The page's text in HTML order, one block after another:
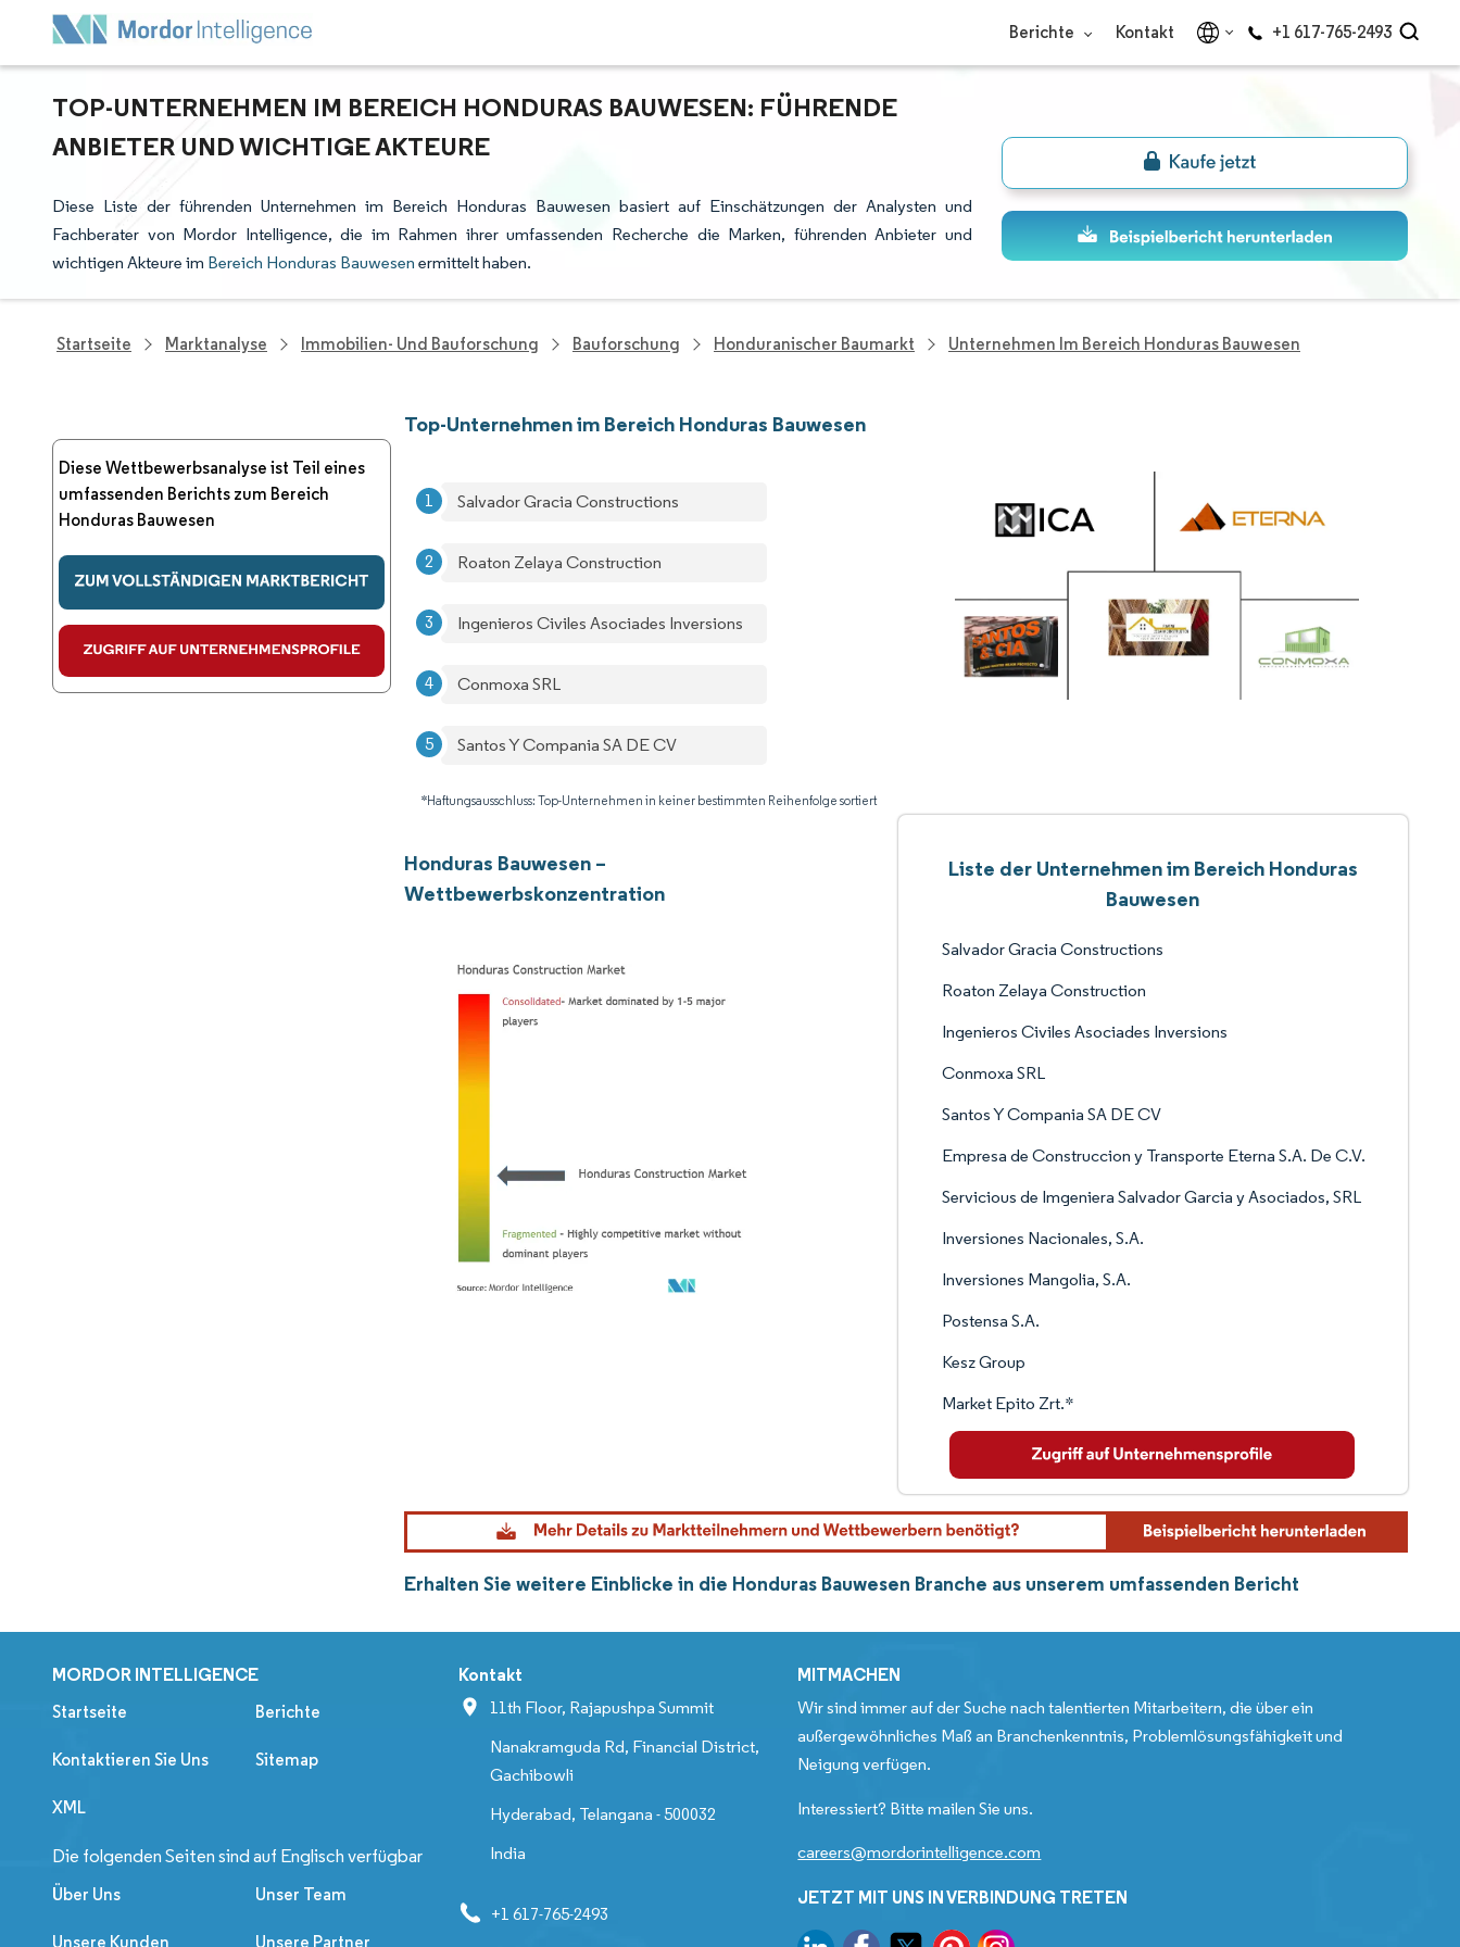
Berichte Kontakt +1 617-765-2493
TOP-UNTERNEHMEN IM BEREICH HONDURAS BAUWESEN: FÜHRENDE
ANBIETER UND WICHTIGE AKTEURE
Diese Liste der führenden Unternehmen im Bereich Honduras Bauwesen basiert auf Einschätzungen der Analysten und
Fachberater von Mordor Intelligence, die im Rahmen ihrer umfassenden Recherche die Marken, führenden Anbieter und
wichtigen Akteure im Bereich Honduras Bauwesen ermittelt haben.
Startseite Marktanalyse Immobilien- Und Bauforschung Bauforschung Honduranischer Baumarkt Unternehmen Im Bereich Honduras Bauwesen
Diese Wettbewerbsanalyse ist Teil eines
umfassenden Berichts zum Bereich
Honduras Bauwesen
Top-Unternehmen im Bereich Honduras Bauwesen
Salvador Gracia Constructions
Roaton Zelaya Construction
Ingenieros Civiles Asociades Inversions
Conmoxa SRL
Santos Y Compania SA DE CV
*Haftungsausschluss: Top-Unternehmen in keiner bestimmten Reihenfolge sortiert
Honduras Bauwesen –
Wettbewerbskonzentration
Liste der Unternehmen im Bereich Honduras
Bauwesen
Salvador Gracia Constructions
Roaton Zelaya Construction
Ingenieros Civiles Asociades Inversions
Conmoxa SRL
Santos Y Compania SA DE CV
Empresa de Construccion y Transporte Eterna S.A. De C.V.
Servicious de Imgeniera Salvador Garcia y Asociados, SRL
Inversiones Nacionales, S.A.
Inversiones Mangolia, S.A.
Postensa S.A.
Kesz Group
Market Epito Zrt.*
Erhalten Sie weitere Einblicke in die Honduras Bauwesen Branche aus unserem umfassenden Bericht
MORDOR INTELLIGENCE
Startseite Berichte
Kontaktieren Sie Uns Sitemap
XML
Die folgenden Seiten sind auf Englisch verfügbar
Über Uns Unser Team
Unsere Kunden Unsere Partner
Kontakt
11th Floor, Rajapushpa Summit
Nanakramguda Rd, Financial District,
Gachibowli
Hyderabad, Telangana - 500032
India
+1 617-765-2493
MITMACHEN
Wir sind immer auf der Suche nach talentierten Mitarbeitern, die über ein
außergewöhnliches Maß an Branchenkenntnis, Problemlösungsfähigkeit und
Neigung verfügen.
Interessiert? Bitte mailen Sie uns.
careers@mordorintelligence.com
JETZT MIT UNS IN VERBINDUNG TRETEN